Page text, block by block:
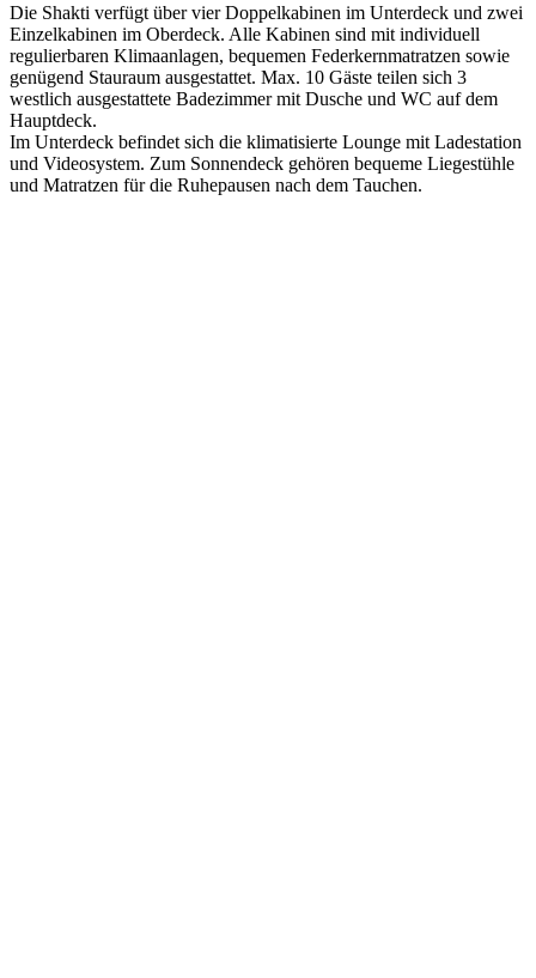
Die Shakti verfügt über vier Doppelkabinen im Unterdeck und zwei
Einzelkabinen im Oberdeck. Alle Kabinen sind mit individuell
regulierbaren Klimaanlagen, bequemen Federkernmatratzen sowie
genügend Stauraum ausgestattet. Max. 10 Gäste teilen sich 3
westlich ausgestattete Badezimmer mit Dusche und WC auf dem
Hauptdeck.
Im Unterdeck befindet sich die klimatisierte Lounge mit Ladestation
und Videosystem. Zum Sonnendeck gehören bequeme Liegestühle
und Matratzen für die Ruhepausen nach dem Tauchen.